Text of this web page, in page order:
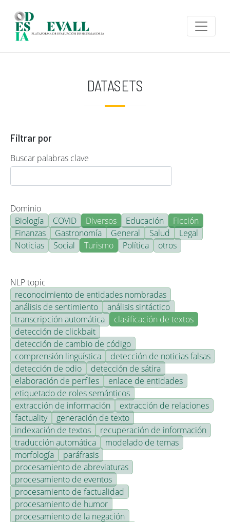
DATASETS
Filtrar por
Buscar palabras clave
Dominio
Biología
COVID Diversos Educación
Ficción
Finanzas
Gastronomía General Salud
Legal
Noticias
Social Turismo Política otros
NLP topic
reconocimiento de entidades nombradas
análisis de sentimiento
análisis sintáctico
transcripción automática
clasificación de textos
detección de clickbait
detección de cambio de código
comprensión lingüística
detección de noticias falsas
detección de odio
detección de sátira
elaboración de perfiles
enlace de entidades
etiquetado de roles semánticos
extracción de información
extracción de relaciones
factuality
generación de texto
indexación de textos
recuperación de información
traducción automática
modelado de temas
morfología
paráfrasis
procesamiento de abreviaturas
procesamiento de eventos
procesamiento de factualidad
procesamiento de humor
procesamiento de la negación